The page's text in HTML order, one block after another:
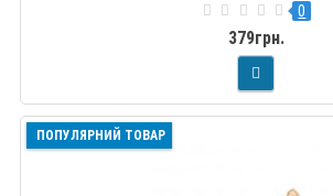
0
379грн.
ПОПУЛЯРНИЙ ТОВАР